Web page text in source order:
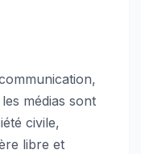
médias sont
civile,
libre et